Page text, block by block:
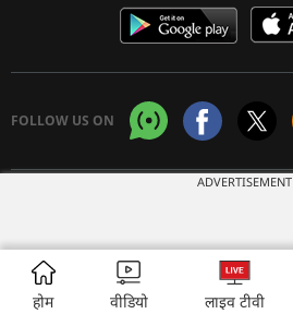
FOLLOW US ON
ADVERTISEMENT
होम वीडियो लाइव टीवी